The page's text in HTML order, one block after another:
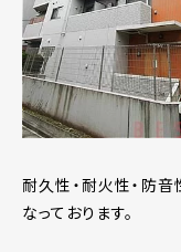
耐久性・耐火性・防音
なっております。